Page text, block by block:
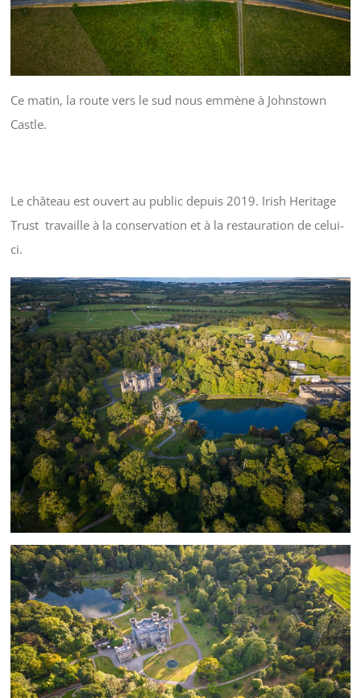
Ce matin, la route vers le sud nous emmène à Johnstown
Castle.
Le château est ouvert au public depuis 2019. Irish Heritage
Trust travaille à la conservation et à la restauration de celui-
ci.